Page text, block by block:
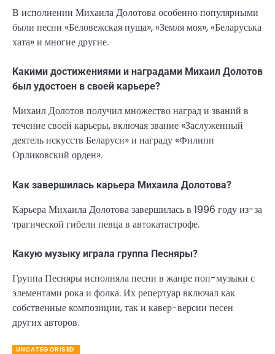
В исполнении Михаила Долотова особенно популярными
были песни «Беловежская пуща», «Земля моя», «Беларуська
хата» и многие другие.
Какими достижениями и наградами Михаил Долотов
был удостоен в своей карьере?
Михаил Долотов получил множество наград и званий в
течение своей карьеры, включая звание «Заслуженный
деятель искусств Беларуси» и награду «Филипп
Орликовский орден».
Как завершилась карьера Михаила Долотова?
Карьера Михаила Долотова завершилась в 1996 году из-за
трагической гибели певца в автокатастрофе.
Какую музыку играла группа Песняры?
Группа Песняры исполняла песни в жанре поп-музыки с
элементами рока и фолка. Их репертуар включал как
собственные композиции, так и кавер-версии песен
других авторов.
UNCATEGORISED